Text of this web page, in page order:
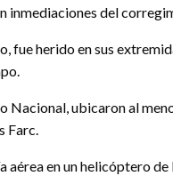
inmediaciones del
fue herido en sus
ubicaron al
Farc.
en un helicóptero